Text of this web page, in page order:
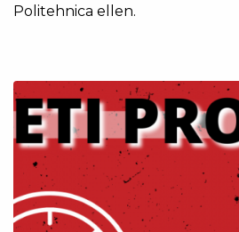
Politehnica ellen.